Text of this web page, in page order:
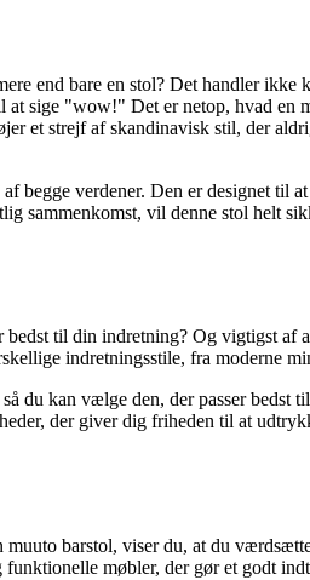
end bare en stol? Det handler ikke
at sige "wow!" Det er netop, hvad en
et strejf af skandinavisk stil, der
begge verdener. Den er designet til
sammenkomst, vil denne stol helt
til din indretning? Og vigtigst af
indretningsstile, fra moderne
du kan vælge den, der passer bedst
der giver dig friheden til at
barstol, viser du, at du
møbler, der gør et godt